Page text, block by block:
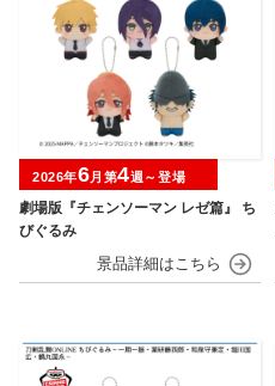
劇場版『チェンソーマン レゼ篇』 ち
びぐるみ
2026年6月第4週～登場